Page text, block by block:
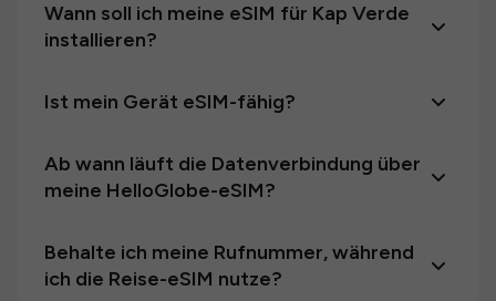
Wann soll ich meine eSIM für Kap Verde
installieren?
Ist mein Gerät eSIM-fähig?
Ab wann läuft die Datenverbindung über
meine HelloGlobe-eSIM?
Behalte ich meine Rufnummer, während
ich die Reise-eSIM nutze?